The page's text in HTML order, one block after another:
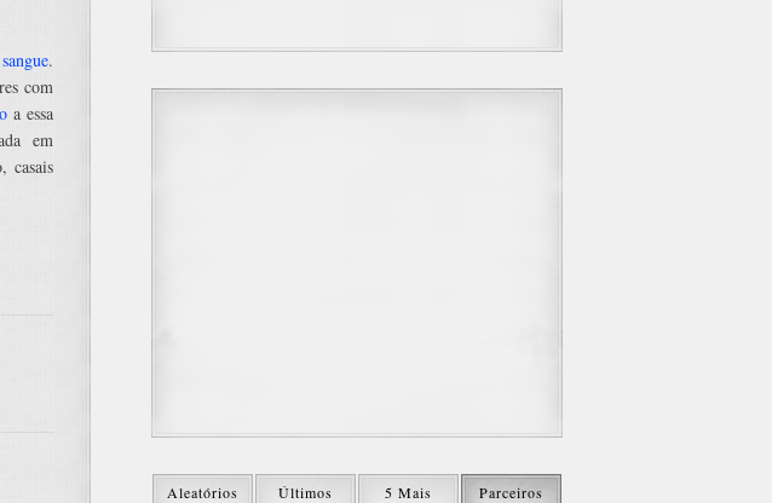
sangue.
com
a essa
em
casais
Aleatórios Últimos 5 Mais Parceiros